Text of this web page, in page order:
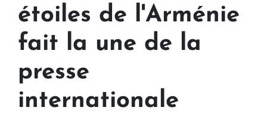
étoiles de l'Arménie
fait la une de la
presse
internationale